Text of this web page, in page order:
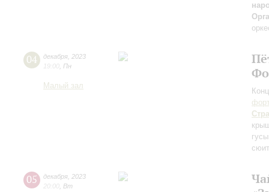
04 декабря 2023
19:00 Пн
Малый зал
05 декабря 2023
20:00 Вт